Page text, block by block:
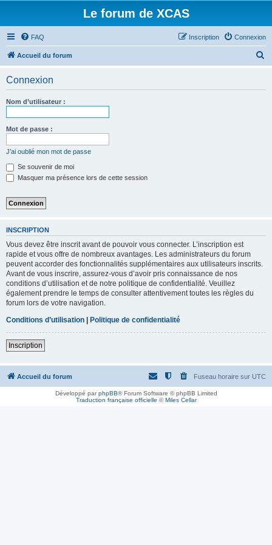
Le forum de XCAS
FAQ Connexion
Inscription
Accueil du forum
Connexion
Nom d’utilisateur :
Mot de passe :
J’ai oublié mon mot de passe
Se souvenir de moi
Masquer ma présence lors de cette session
INSCRIPTION
Vous devez être inscrit avant de pouvoir vous connecter. L’inscription est
rapide et vous offre de nombreux avantages. Les administrateurs du forum
peuvent accorder des fonctionnalités supplémentaires aux utilisateurs inscrits.
Avant de vous inscrire, assurez-vous d’avoir pris connaissance de nos
conditions d’utilisation et de notre politique de confidentialité. Veuillez
également prendre le temps de consulter attentivement toutes les règles du
forum lors de votre navigation.
Conditions d’utilisation | Politique de confidentialité
Inscription
Accueil du forum Fuseau horaire sur UTC
Développé parphpBB® Forum Software © phpBB Limited
Traduction française officielle ©Miles Cellar